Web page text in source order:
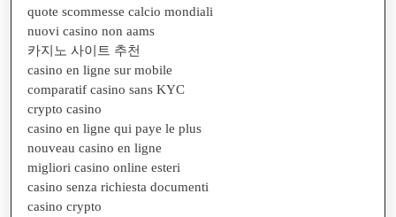
quote scommesse calcio mondiali
nuovi casino non aams
카지노 사이트 추천
casino en ligne sur mobile
comparatif casino sans KYC
crypto casino
casino en ligne qui paye le plus
nouveau casino en ligne
migliori casino online esteri
casino senza richiesta documenti
casino crypto